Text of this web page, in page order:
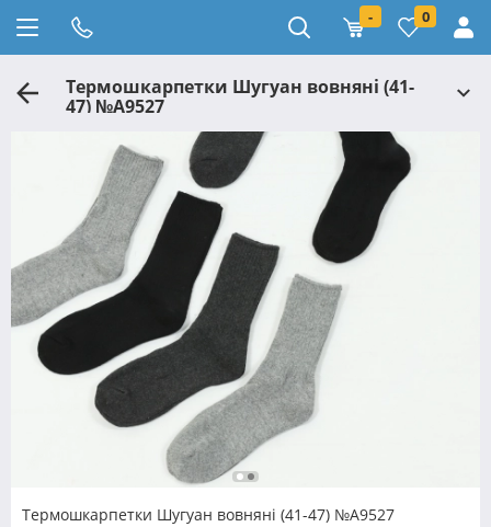
- 0
Термошкарпетки Шугуан вовняні (41-
47) №A9527
Термошкарпетки Шугуан вовняні (41-47) №A9527